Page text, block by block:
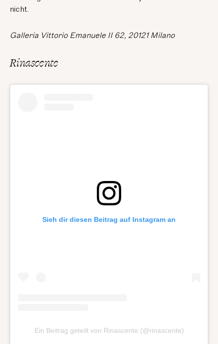
nicht.
Galleria Vittorio Emanuele II 62, 20121 Milano
Rinascente
Sieh dir diesen Beitrag auf Instagram an
Ein Beitrag geteilt von Rinascente (@rinascente)